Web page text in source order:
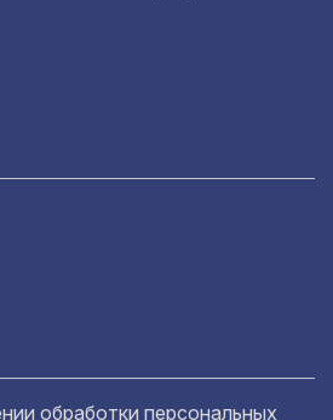
обработки персональных